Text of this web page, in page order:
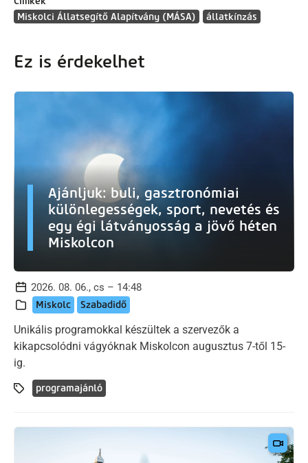
Miskolci Állatsegítő Alapítvány (MÁSA)
állatkínzás
Ez is érdekelhet
Ajánljuk: buli, gasztronómiai
különlegességek, sport, nevetés és
egy égi látványosság a jövő héten
Miskolcon
2026. 08. 06., cs – 14:48
Miskolc Szabadidő
Unikális programokkal készültek a szervezők a
kikapcsolódni vágyóknak Miskolcon augusztus 7-től 15-
ig.
programajánló